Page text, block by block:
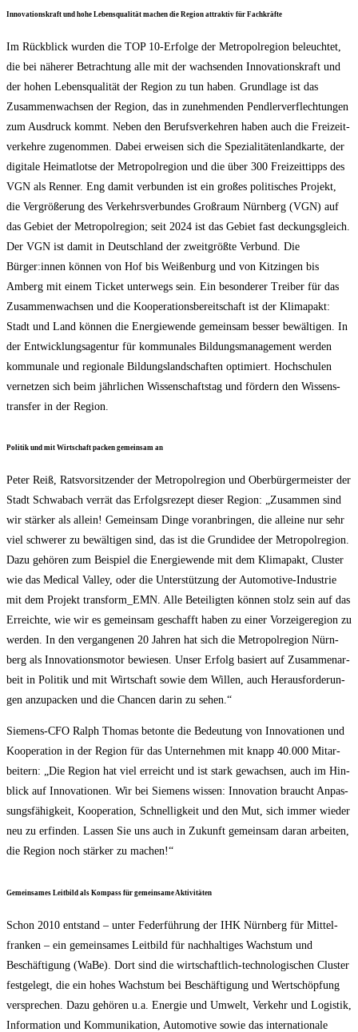
Inno­va­ti­ons­kraft und hohe Lebens­qua­li­tät machen die Regi­on attrak­tiv für Fachkräfte
Im Rück­blick wur­den die TOP 10-Erfol­ge der Metro­pol­re­gi­on beleuch­tet,
die bei nähe­rer Betrach­tung alle mit der wach­sen­den Inno­va­ti­ons­kraft und
der hohen Lebens­qua­li­tät der Regi­on zu tun haben. Grund­la­ge ist das
Zusam­men­wach­sen der Regi­on, das in zuneh­men­den Pend­ler­ver­flech­tun­gen
zum Aus­druck kommt. Neben den Berufs­ver­keh­ren haben auch die Frei­zeit­
ver­keh­re zuge­nom­men. Dabei erwei­sen sich die Spe­zia­li­tä­ten­land­kar­te, der
digi­ta­le Hei­mat­lot­se der Metro­pol­re­gi­on und die über 300 Frei­zeit­tipps des
VGN als Ren­ner. Eng damit ver­bun­den ist ein gro­ßes poli­ti­sches Pro­jekt,
die Ver­grö­ße­rung des Ver­kehrs­ver­bun­des Groß­raum Nürn­berg (VGN) auf
das Gebiet der Metro­pol­re­gi­on; seit 2024 ist das Gebiet fast deckungs­gleich.
Der VGN ist damit in Deutsch­land der zweit­größ­te Ver­bund. Die
Bürger:innen kön­nen von Hof bis Wei­ßen­burg und von Kit­zin­gen bis
Amberg mit einem Ticket unter­wegs sein. Ein beson­de­rer Trei­ber für das
Zusam­men­wach­sen und die Koope­ra­ti­ons­be­reit­schaft ist der Kli­ma­pakt:
Stadt und Land kön­nen die Ener­gie­wen­de gemein­sam bes­ser bewäl­ti­gen. In
der Ent­wick­lungs­agen­tur für kom­mu­na­les Bil­dungs­ma­nage­ment wer­den
kom­mu­na­le und regio­na­le Bil­dungs­land­schaf­ten opti­miert. Hoch­schu­len
ver­net­zen sich beim jähr­li­chen Wis­sen­schafts­tag und för­dern den Wis­sens­
trans­fer in der Region.
Poli­tik und mit Wirt­schaft packen gemein­sam an
Peter Reiß, Rats­vor­sit­zen­der der Metro­pol­re­gi­on und Ober­bür­ger­meis­ter der
Stadt Schwa­bach ver­rät das Erfolgs­re­zept die­ser Regi­on: „Zusam­men sind
wir stär­ker als allein! Gemein­sam Din­ge vor­an­brin­gen, die allei­ne nur sehr
viel schwe­rer zu bewäl­ti­gen sind, das ist die Grund­idee der Metro­pol­re­gi­on.
Dazu gehö­ren zum Bei­spiel die Ener­gie­wen­de mit dem Kli­ma­pakt, Clus­ter
wie das Medi­cal Val­ley, oder die Unter­stüt­zung der Auto­mo­ti­ve-Indus­trie
mit dem Pro­jekt transform_​EMN. Alle Betei­lig­ten kön­nen stolz sein auf das
Erreich­te, wie wir es gemein­sam geschafft haben zu einer Vor­zei­ge­re­gi­on zu
wer­den. In den ver­gan­ge­nen 20 Jah­ren hat sich die Metro­pol­re­gi­on Nürn­
berg als Inno­va­ti­ons­mo­tor bewie­sen. Unser Erfolg basiert auf Zusam­men­ar­
beit in Poli­tik und mit Wirt­schaft sowie dem Wil­len, auch Her­aus­for­de­run­
gen anzu­pa­cken und die Chan­cen dar­in zu sehen.“
Sie­mens-CFO Ralph Tho­mas beton­te die Bedeu­tung von Inno­va­tio­nen und
Koope­ra­ti­on in der Regi­on für das Unter­neh­men mit knapp 40.000 Mit­ar­
bei­tern: „Die Regi­on hat viel erreicht und ist stark gewach­sen, auch im Hin­
blick auf Inno­va­tio­nen. Wir bei Sie­mens wis­sen: Inno­va­ti­on braucht Anpas­
sungs­fä­hig­keit, Koope­ra­ti­on, Schnel­lig­keit und den Mut, sich immer wie­der
neu zu erfin­den. Las­sen Sie uns auch in Zukunft gemein­sam dar­an arbei­ten,
die Regi­on noch stär­ker zu machen!“
Gemein­sa­mes Leit­bild als Kom­pass für gemein­sa­me Aktivitäten
Schon 2010 ent­stand – unter Feder­füh­rung der IHK Nürn­berg für Mit­tel­
fran­ken – ein gemein­sa­mes Leit­bild für nach­hal­ti­ges Wachs­tum und
Beschäf­ti­gung (WaBe). Dort sind die wirt­schaft­lich-tech­no­lo­gi­schen Clus­ter
fest­ge­legt, die ein hohes Wachs­tum bei Beschäf­ti­gung und Wert­schöp­fung
ver­spre­chen. Dazu gehö­ren u.a. Ener­gie und Umwelt, Ver­kehr und Logis­tik,
Infor­ma­ti­on und Kom­mu­ni­ka­ti­on, Auto­mo­ti­ve sowie das inter­na­tio­na­le